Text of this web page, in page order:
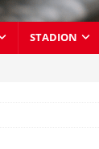
STADION